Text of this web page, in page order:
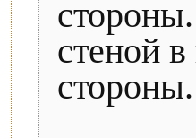
стеной
стороны.